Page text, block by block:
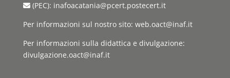
(PEC): inafoacatania@pcert.postecert.it
Per informazioni sul nostro sito: web.oact@inaf.it
Per informazioni sulla didattica e divulgazione:
divulgazione.oact@inaf.it